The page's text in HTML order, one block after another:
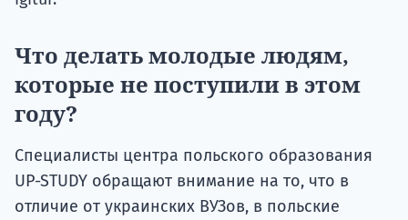
Что делать молодые людям,
которые не поступили в этом
году?
Специалисты центра польского образования
UP-STUDY обращают внимание на то, что в
отличие от украинских ВУЗов, в польские